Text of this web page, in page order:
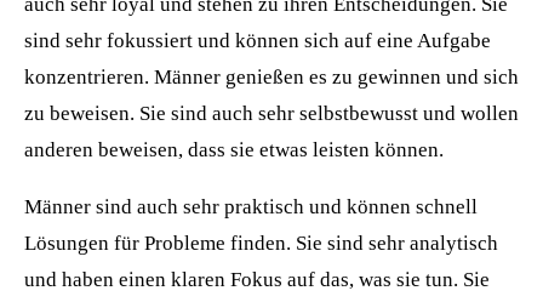
sind sehr fokussiert und können sich auf eine Aufgabe
konzentrieren. Männer genießen es zu gewinnen und sich
zu beweisen. Sie sind auch sehr selbstbewusst und wollen
anderen beweisen, dass sie etwas leisten können.
Männer sind auch sehr praktisch und können schnell
Lösungen für Probleme finden. Sie sind sehr analytisch
und haben einen klaren Fokus auf das, was sie tun. Sie